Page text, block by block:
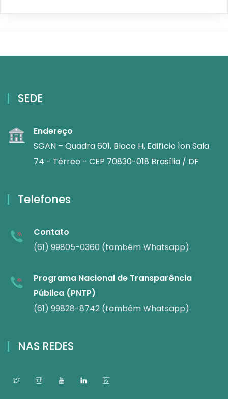
SEDE
Endereço
SGAN – Quadra 601, Bloco H, Edifício Íon Sala
74 - Térreo - CEP 70830-018 Brasília / DF
Telefones
Contato
(61) 99805-0360 (também Whatsapp)
Programa Nacional de Transparência
Pública (PNTP)
(61) 99828-8742 (também Whatsapp)
NAS REDES